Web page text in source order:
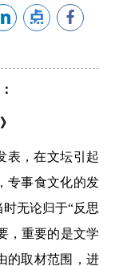
表，在文坛引起
专事食文化的发
无论归于“反思
，重要的是文学
的取材范围，进